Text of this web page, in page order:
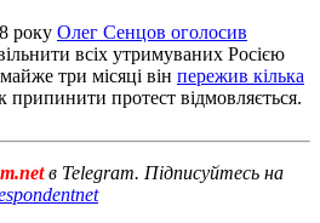
року Олег Сенцов оголосив
всіх утримуваних Росією
три місяці він пережив кілька
припинити протест відмовляється.
в Telegram. Підписуйтесь на